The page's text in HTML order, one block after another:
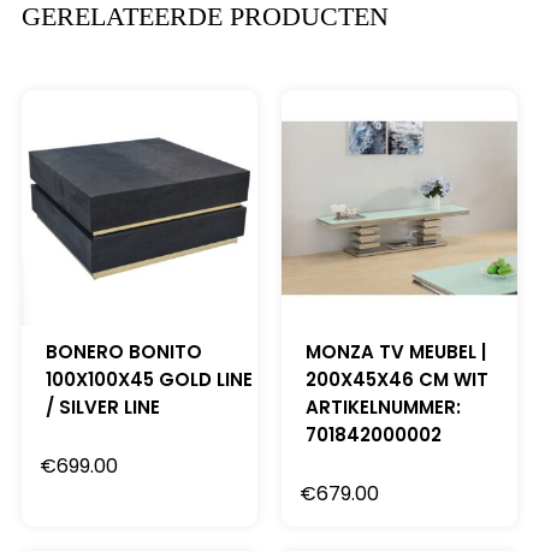
GERELATEERDE PRODUCTEN
BONERO BONITO
100X100X45 GOLD LINE
/ SILVER LINE
€699.00
MONZA TV MEUBEL |
200X45X46 CM WIT
ARTIKELNUMMER:
701842000002
€679.00